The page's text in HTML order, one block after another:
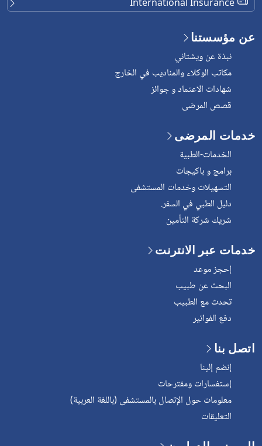
عن مؤسستنا
نبذة عن ويشتاني
مكاتب الوكلاء والمناديب في الخارج
شهادات الاعتماد و جوائز
قصص المرضى
خدمات المرضى
الخدمات-الطبية
برامج و باكيجات
التسهيلات وخدمات المستشفى
دليل الطبي في السفر.
شريك شركة التأمين
خدمات عبر الانترنت
إحجز موعد
البحث عن طبيب
تحدث مع الطبيب
دفع الفواتير
اتصل بنا
إنضم إلينا
إستفسارات ومقترحات
معلومات حول الإتصال بالمستشفى (باللغة العربية)
التعليقات